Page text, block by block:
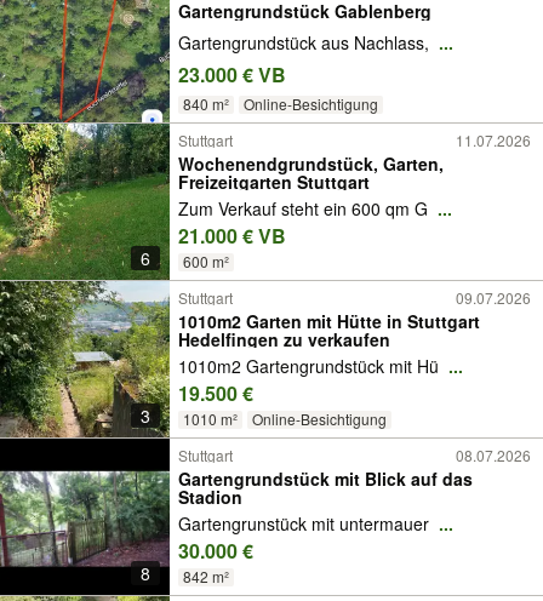
Gartengrundstück Gablenberg
Gartengrundstück aus Nachlass, ...
23.000 € VB
840 m² Online-Besichtigung
6
Stuttgart 11.07.2026
Wochenendgrundstück, Garten,
Freizeitgarten Stuttgart
Zum Verkauf steht ein 600 qm G ...
21.000 € VB
600 m²
3
Stuttgart 09.07.2026
1010m2 Garten mit Hütte in Stuttgart
Hedelfingen zu verkaufen
1010m2 Gartengrundstück mit Hü ...
19.500 €
1010 m² Online-Besichtigung
8
Stuttgart 08.07.2026
Gartengrundstück mit Blick auf das
Stadion
Gartengrunstück mit untermauer ...
30.000 €
842 m²